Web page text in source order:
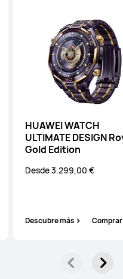
HUAWEI WATCH
ULTIMATE DESIGN
Gold Edition
Desde 3.299,00 €
Descubre más Comprar